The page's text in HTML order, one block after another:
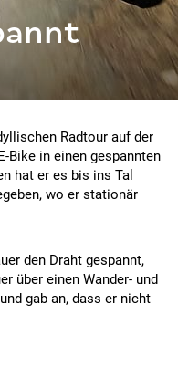
Radtour auf der
in einen gespannten
hat er es bis ins Tal
wo er stationär
den Draht gespannt,
über einen Wander- und
gab an, dass er nicht